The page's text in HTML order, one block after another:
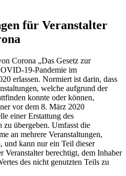
für Veranstalter
Corona „Das Gesetz zur
19-Pandemie im
erlassen. Normiert ist darin, dass
welche aufgrund der
konnte oder können,
vor dem 8. März 2020
einer Erstattung des
zu übergeben. Umfasst die
an mehrere Veranstaltungen,
und kann nur ein Teil dieser
Veranstalter berechtigt, dem Inhaber
des nicht genutzten Teils zu